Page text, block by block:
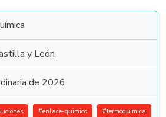
y León
de 2026
#enlace-quimico #termoquimica